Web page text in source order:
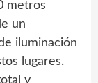
metros
un
iluminación
lugares.
y